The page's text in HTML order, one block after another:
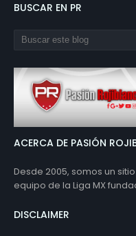
BUSCAR EN PR
ACERCA DE PASIÓN
Desde 2005, somos un
equipo de la Liga MX
DISCLAIMER